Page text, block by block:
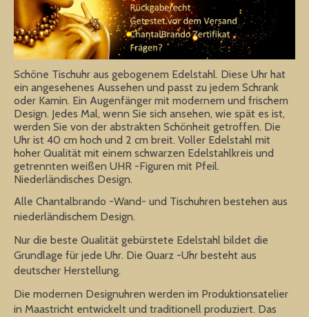
Schöne Tischuhr aus gebogenem Edelstahl. Diese Uhr hat
ein angesehenes Aussehen und passt zu jedem Schrank
oder Kamin. Ein Augenfänger mit modernem und frischem
Design. Jedes Mal, wenn Sie sich ansehen, wie spät es ist,
werden Sie von der abstrakten Schönheit getroffen. Die
Uhr ist 40 cm hoch und 2 cm breit. Voller Edelstahl mit
hoher Qualität mit einem schwarzen Edelstahlkreis und
getrennten weißen UHR -Figuren mit Pfeil.
Niederländisches Design.
Alle Chantalbrando -Wand- und Tischuhren bestehen aus
niederländischem Design.
Nur die beste Qualität gebürstete Edelstahl bildet die
Grundlage für jede Uhr. Die Quarz -Uhr besteht aus
deutscher Herstellung.
Die modernen Designuhren werden im Produktionsatelier
in Maastricht entwickelt und traditionell produziert. Das